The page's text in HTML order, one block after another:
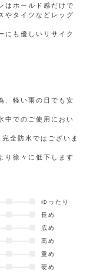
はホールド感だけで
やタイツなどレッグ
にも優しいリサイク
、軽い雨の日でも安
中でのご使用におい
全防水ではございま
り徐々に低下します
ゆったり
長め
広め
高め
重め
硬め